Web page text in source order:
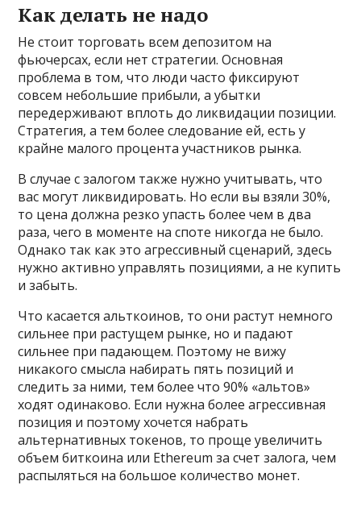
Как делать не надо
Не стоит торговать всем депозитом на
фьючерсах, если нет стратегии. Основная
проблема в том, что люди часто фиксируют
совсем небольшие прибыли, а убытки
передерживают вплоть до ликвидации позиции.
Стратегия, а тем более следование ей, есть у
крайне малого процента участников рынка.
В случае с залогом также нужно учитывать, что
вас могут ликвидировать. Но если вы взяли 30%,
то цена должна резко упасть более чем в два
раза, чего в моменте на споте никогда не было.
Однако так как это агрессивный сценарий, здесь
нужно активно управлять позициями, а не купить
и забыть.
Что касается альткоинов, то они растут немного
сильнее при растущем рынке, но и падают
сильнее при падающем. Поэтому не вижу
никакого смысла набирать пять позиций и
следить за ними, тем более что 90% «альтов»
ходят одинаково. Если нужна более агрессивная
позиция и поэтому хочется набрать
альтернативных токенов, то проще увеличить
объем биткоина или Ethereum за счет залога, чем
распыляться на большое количество монет.